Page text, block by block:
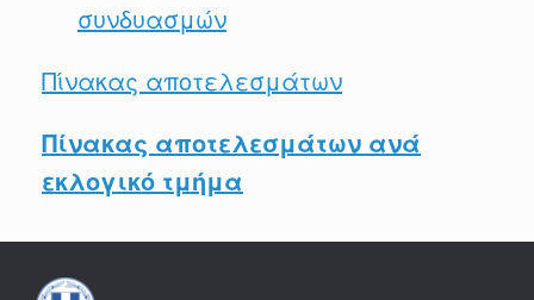
συνδυασμών
Πίνακας αποτελεσμάτων
Πίνακας αποτελεσμάτων ανά
εκλογικό τμήμα